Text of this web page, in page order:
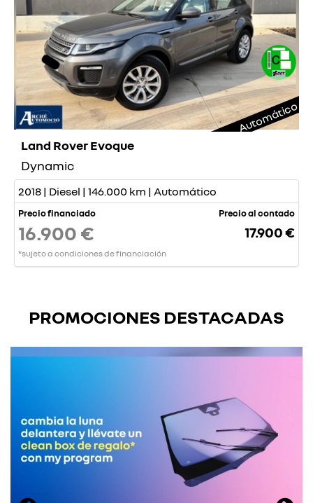
Automático
Land Rover Evoque
Dynamic
2018 | Diesel | 146.000 km | Automático
Precio financiado
16.900 €
*sujeto a condiciones de financiación
Precio al contado
17.900 €
PROMOCIONES DESTACADAS